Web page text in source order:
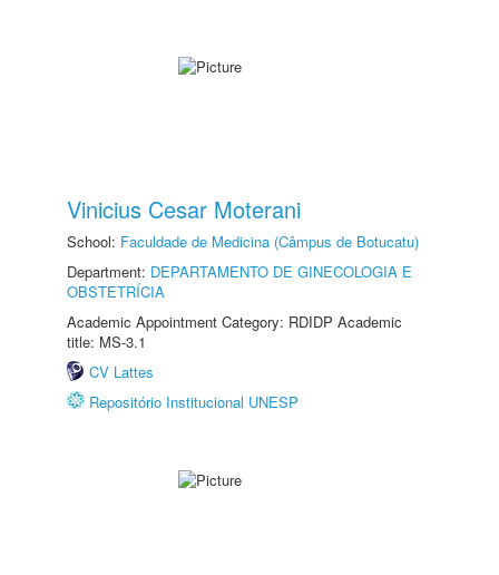
Vinicius Cesar Moterani
School: Faculdade de Medicina (Câmpus de Botucatu)
Department: DEPARTAMENTO DE GINECOLOGIA E
OBSTETRÍCIA
Academic Appointment Category: RDIDP Academic
title: MS-3.1
CV Lattes
Repositório Institucional UNESP